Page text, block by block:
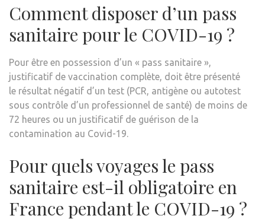
Comment disposer d’un pass
sanitaire pour le COVID-19 ?
Pour être en possession d’un « pass sanitaire »,
justificatif de vaccination complète, doit être présenté
le résultat négatif d’un test (PCR, antigène ou autotest
sous contrôle d’un professionnel de santé) de moins de
72 heures ou un justificatif de guérison de la
contamination au Covid-19.
Pour quels voyages le pass
sanitaire est-il obligatoire en
France pendant le COVID-19 ?